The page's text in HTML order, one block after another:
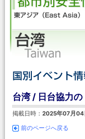
台湾 / 日台協力
掲載日時： 2025年07月04
前のページへ戻る